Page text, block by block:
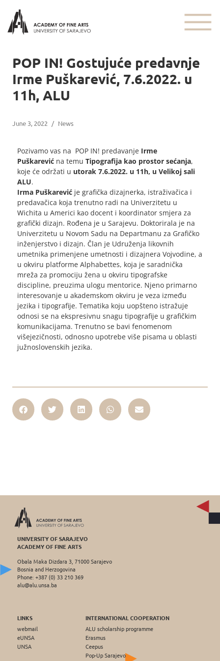
POP IN! Gostujuće predavnje
Irme Puškarević, 7.6.2022. u
11h, ALU
June 3, 2022 / News
Pozivamo vas na POP IN! predavanje Irme
Puškarević na temu Tipografija kao prostor sećanja,
koje će održati u utorak 7.6.2022. u 11h, u Velikoj sali
ALU.
Irma Puškarević je grafička dizajnerka, istraživačica i
predavačica koja trenutno radi na Univerzitetu u
Wichita u Americi kao docent i koordinator smjera za
grafički dizajn. Rođena je u Sarajevu. Doktorirala je na
Univerzitetu u Novom Sadu na Departmanu za Grafičko
inženjerstvo i dizajn. Član je Udruženja likovnih
umetnika primenjene umetnosti i dizajnera Vojvodine, a
u okviru platforme Alphabettes, koja je saradnička
mreža za promociju žena u okviru tipografske
discipline, preuzima ulogu mentorice. Njeno primarno
interesovanje u akademskom okviru je veza između
jezika i tipografije. Tematika koju uopšteno istražuje
odnosi se na ekspresivnu snagu tipografije u grafičkim
komunikacijama. Trenutno se bavi fenomenom
višejezičnosti, odnosno upotrebe više pisama u oblasti
južnoslovenskih jezika.
UNIVERSITY OF SARAJEVO
ACADEMY OF FINE ARTS
Obala Maka Dizdara 3, 71000 Sarajevo
Bosnia and Herzogovina
Phone: +387 (0) 33 210 369
alu@alu.unsa.ba
LINKS
webmail
eUNSA
UNSA
INTERNATIONAL COOPERATION
ALU scholarship programme
Erasmus
Ceepus
Pop-Up Sarajevo